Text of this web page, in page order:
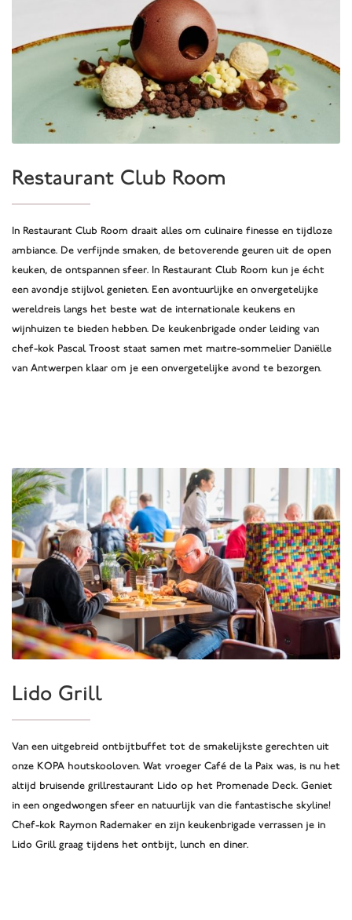
Restaurant Club Room
In Restaurant Club Room draait alles om culinaire finesse en tijdloze
ambiance. De verfijnde smaken, de betoverende geuren uit de open
keuken, de ontspannen sfeer. In Restaurant Club Room kun je écht
een avondje stijlvol genieten. Een avontuurlijke en onvergetelijke
wereldreis langs het beste wat de internationale keukens en
wijnhuizen te bieden hebben. De keukenbrigade onder leiding van
chef-kok Pascal Troost staat samen met maître-sommelier Daniëlle
van Antwerpen klaar om je een onvergetelijke avond te bezorgen.
Lido Grill
Van een uitgebreid ontbijtbuffet tot de smakelijkste gerechten uit
onze KOPA houtskooloven. Wat vroeger Café de la Paix was, is nu het
altijd bruisende grillrestaurant Lido op het Promenade Deck. Geniet
in een ongedwongen sfeer en natuurlijk van die fantastische skyline!
Chef-kok Raymon Rademaker en zijn keukenbrigade verrassen je in
Lido Grill graag tijdens het ontbijt, lunch en diner.